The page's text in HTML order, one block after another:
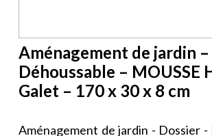
Aménagement de jardin
Déhoussable – MOUSSE
Galet – 170 x 30 x 8 cm
Aménagement de jardin - Dossier -